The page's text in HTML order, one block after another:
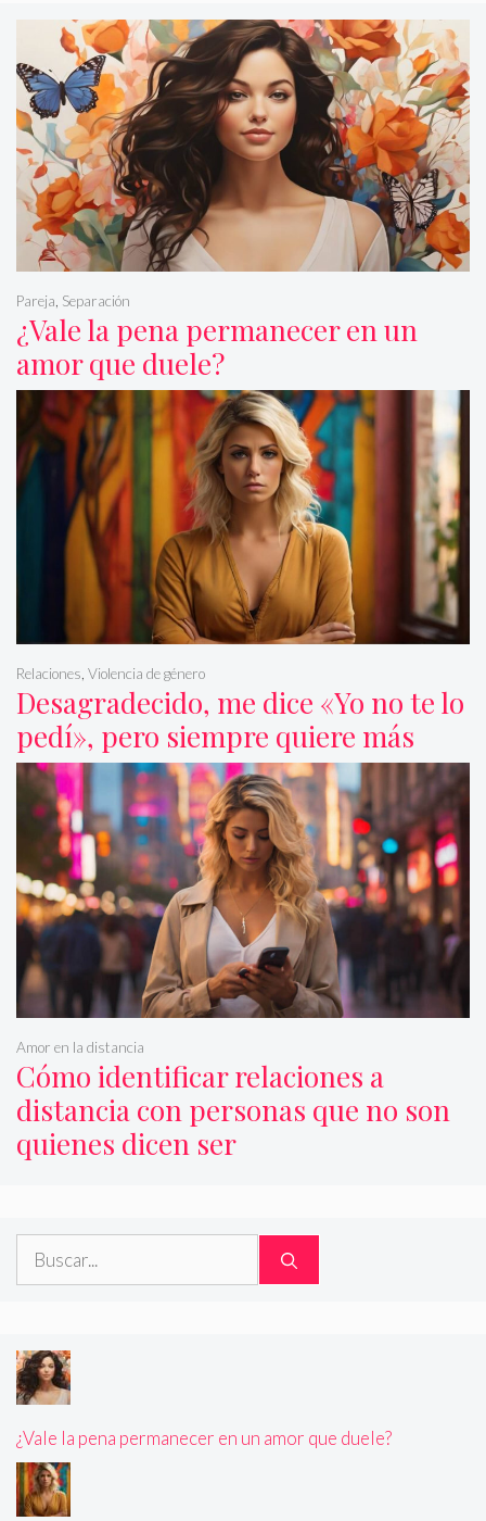
¿Vale la pena permanecer en un
amor que duele?
Pareja, Separación
Desagradecido, me dice «Yo no te lo
pedí», pero siempre quiere más
Relaciones, Violencia de género
Cómo identificar relaciones a
distancia con personas que no son
quienes dicen ser
Amor en la distancia
Buscar:
¿Vale la pena permanecer en un amor que duele?